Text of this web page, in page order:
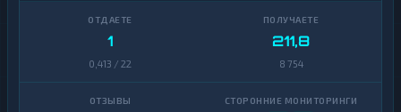
1
0,413 / 22
211,8
8 754